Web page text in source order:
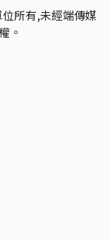
所有,未經端傳媒
。